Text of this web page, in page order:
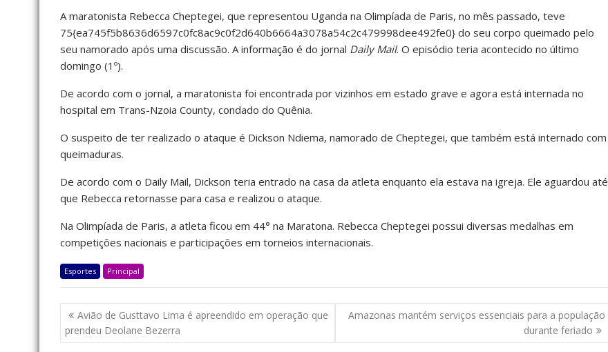
A maratonista Rebecca Cheptegei, que representou Uganda na Olimpíada de Paris, no mês passado, teve
75{ea745f5b8636d6597c0fc8ac9c0f2d640b6664a3078a54c2c479998dee492fe0} do seu corpo queimado pelo
seu namorado após uma discussão. A informação é do jornal Daily Mail. O episódio teria acontecido no último
domingo (1º).
De acordo com o jornal, a maratonista foi encontrada por vizinhos em estado grave e agora está internada no
hospital em Trans-Nzoia County, condado do Quênia.
O suspeito de ter realizado o ataque é Dickson Ndiema, namorado de Cheptegei, que também está internado com
queimaduras.
De acordo com o Daily Mail, Dickson teria entrado na casa da atleta enquanto ela estava na igreja. Ele aguardou até
que Rebecca retornasse para casa e realizou o ataque.
Na Olimpíada de Paris, a atleta ficou em 44° na Maratona. Rebecca Cheptegei possui diversas medalhas em
competições nacionais e participações em torneios internacionais.
Esportes Principal
Avião de Gusttavo Lima é apreendido em operação que
prendeu Deolane Bezerra
Amazonas mantém serviços essenciais para a população
durante feriado